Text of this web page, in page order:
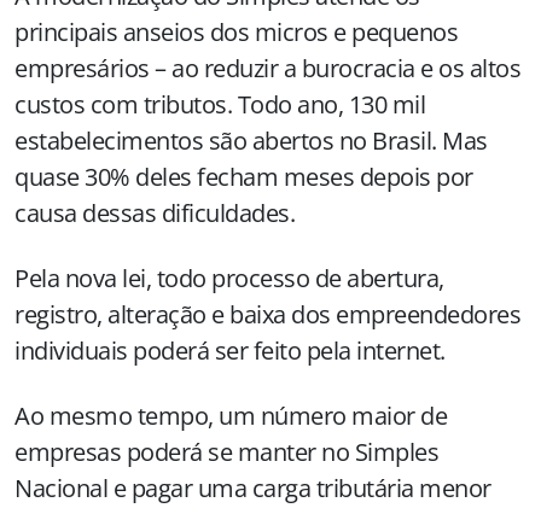
principais anseios dos micros e pequenos
empresários – ao reduzir a burocracia e os altos
custos com tributos. Todo ano, 130 mil
estabelecimentos são abertos no Brasil. Mas
quase 30% deles fecham meses depois por
causa dessas dificuldades.
Pela nova lei, todo processo de abertura,
registro, alteração e baixa dos empreendedores
individuais poderá ser feito pela internet.
Ao mesmo tempo, um número maior de
empresas poderá se manter no Simples
Nacional e pagar uma carga tributária menor